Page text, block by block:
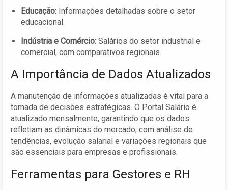
Educação: Informações detalhadas sobre o setor
educacional.
Indústria e Comércio: Salários do setor industrial e
comercial, com comparativos regionais.
A Importância de Dados Atualizados
A manutenção de informações atualizadas é vital para a
tomada de decisões estratégicas. O Portal Salário é
atualizado mensalmente, garantindo que os dados
refletiam as dinâmicas do mercado, com análise de
tendências, evolução salarial e variações regionais que
são essenciais para empresas e profissionais.
Ferramentas para Gestores e RH